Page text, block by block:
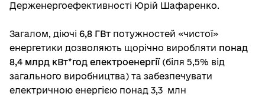
Держенергоефективності Юрій Шафаренко.
Загалом, діючі 6,8 ГВт потужностей «чистої»
енергетики дозволяють щорічно виробляти понад
8,4 млрд кВт*год електроенергії(біля 5,5% від
загального виробництва) та забезпечувати
електричною енергією понад 3,3 млн